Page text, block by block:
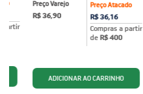
partir
Preço Atacado
R$ 36,16
Compras a partir
de R$ 400
Preço Varejo
R$ 36,90